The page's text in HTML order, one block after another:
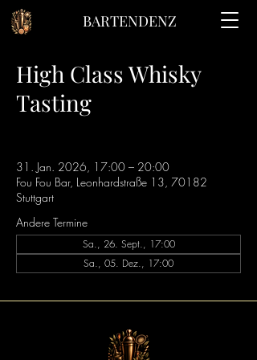
BARTENDENZ
High Class Whisky
Tasting
31. Jan. 2026, 17:00 – 20:00
Fou Fou Bar, Leonhardstraße 13, 70182
Stuttgart
Andere Termine
Sa., 26. Sept., 17:00
Sa., 05. Dez., 17:00